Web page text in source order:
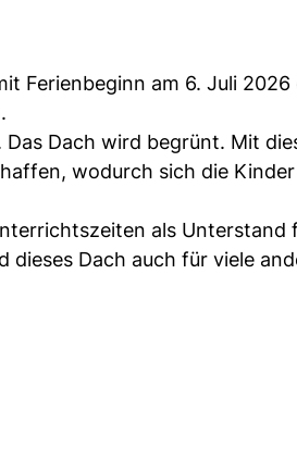
Ferienbeginn am 6. Juli
Dach wird begrünt. Mit
wodurch sich die
als Unterstand
Dach auch für viele